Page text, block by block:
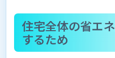
住宅全体の省エ
するため